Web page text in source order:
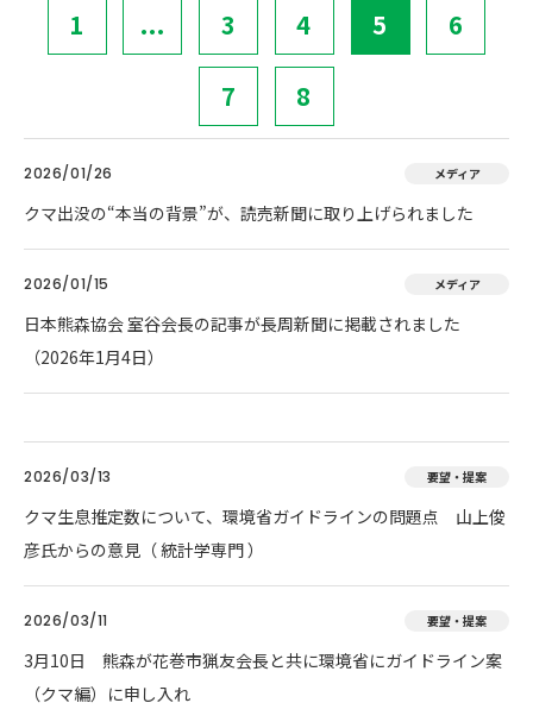
1 ... 3 4 5 6
7 8
2026/01/26 メディア
クマ出没の“本当の背景”が、読売新聞に取り上げられました
2026/01/15 メディア
日本熊森協会 室谷会長の記事が長周新聞に掲載されました
（2026年1月4日）
2026/03/13 要望・提案
クマ生息推定数について、環境省ガイドラインの問題点 山上俊
彦氏からの意見（ 統計学専門 ）
2026/03/11 要望・提案
3月10日 熊森が花巻市猟友会長と共に環境省にガイドライン案
（クマ編）に申し入れ